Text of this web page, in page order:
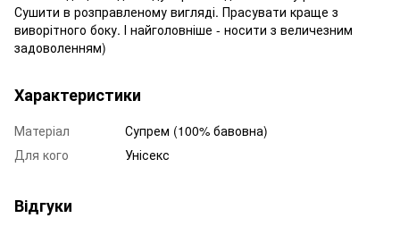
Сушити в розправленому вигляді. Прасувати краще з
виворітного боку. І найголовніше - носити з величезним
задоволенням)
Характеристики
Матеріал
Супрем (100% бавовна)
Для кого
Унісекс
Відгуки